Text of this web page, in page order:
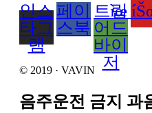
인스
타그
램
페이
스북
트립
어드
바이
저
ìœ
© 2019 · VAVIN
음주운전 금지 과